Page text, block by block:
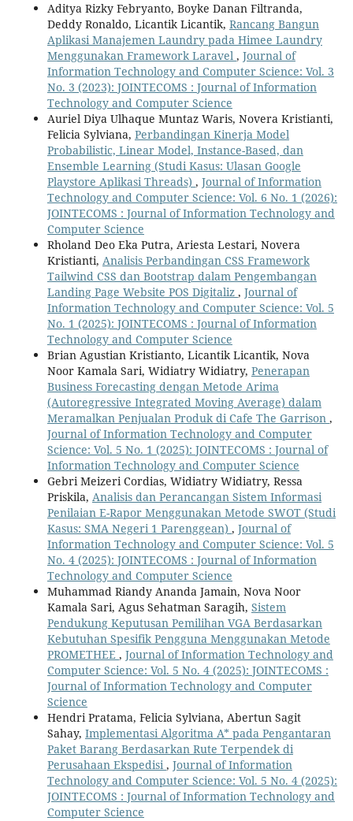
Aditya Rizky Febryanto, Boyke Danan Filtranda,
Deddy Ronaldo, Licantik Licantik, Rancang Bangun
Aplikasi Manajemen Laundry pada Himee Laundry
Menggunakan Framework Laravel , Journal of
Information Technology and Computer Science: Vol. 3
No. 3 (2023): JOINTECOMS : Journal of Information
Technology and Computer Science
Auriel Diya Ulhaque Muntaz Waris, Novera Kristianti,
Felicia Sylviana, Perbandingan Kinerja Model
Probabilistic, Linear Model, Instance-Based, dan
Ensemble Learning (Studi Kasus: Ulasan Google
Playstore Aplikasi Threads) , Journal of Information
Technology and Computer Science: Vol. 6 No. 1 (2026):
JOINTECOMS : Journal of Information Technology and
Computer Science
Rholand Deo Eka Putra, Ariesta Lestari, Novera
Kristianti, Analisis Perbandingan CSS Framework
Tailwind CSS dan Bootstrap dalam Pengembangan
Landing Page Website POS Digitaliz , Journal of
Information Technology and Computer Science: Vol. 5
No. 1 (2025): JOINTECOMS : Journal of Information
Technology and Computer Science
Brian Agustian Kristianto, Licantik Licantik, Nova
Noor Kamala Sari, Widiatry Widiatry, Penerapan
Business Forecasting dengan Metode Arima
(Autoregressive Integrated Moving Average) dalam
Meramalkan Penjualan Produk di Cafe The Garrison ,
Journal of Information Technology and Computer
Science: Vol. 5 No. 1 (2025): JOINTECOMS : Journal of
Information Technology and Computer Science
Gebri Meizeri Cordias, Widiatry Widiatry, Ressa
Priskila, Analisis dan Perancangan Sistem Informasi
Penilaian E-Rapor Menggunakan Metode SWOT (Studi
Kasus: SMA Negeri 1 Parenggean) , Journal of
Information Technology and Computer Science: Vol. 5
No. 4 (2025): JOINTECOMS : Journal of Information
Technology and Computer Science
Muhammad Riandy Ananda Jamain, Nova Noor
Kamala Sari, Agus Sehatman Saragih, Sistem
Pendukung Keputusan Pemilihan VGA Berdasarkan
Kebutuhan Spesifik Pengguna Menggunakan Metode
PROMETHEE , Journal of Information Technology and
Computer Science: Vol. 5 No. 4 (2025): JOINTECOMS :
Journal of Information Technology and Computer
Science
Hendri Pratama, Felicia Sylviana, Abertun Sagit
Sahay, Implementasi Algoritma A* pada Pengantaran
Paket Barang Berdasarkan Rute Terpendek di
Perusahaan Ekspedisi, Journal of Information
Technology and Computer Science: Vol. 5 No. 4 (2025):
JOINTECOMS : Journal of Information Technology and
Computer Science